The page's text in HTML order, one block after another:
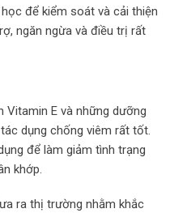
để kiểm soát và cải thiện
ngăn ngừa và điều trị rất
E và những dưỡng
dụng chống viêm rất tốt.
để làm giảm tình trạng
khớp.
ra thị trường nhằm khắc